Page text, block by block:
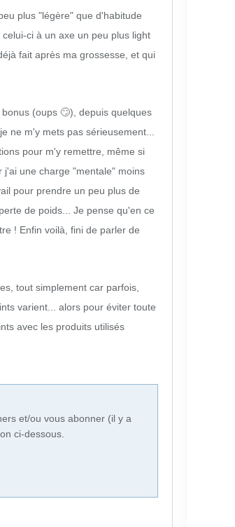
plus "légère" que d'habitude
ci à un axe un peu plus light
fait après ma grossesse, et qui
(oups 🙄), depuis quelques
ne m'y mets pas sérieusement...
pour m'y remettre, même si
une charge "mentale" moins
pour prendre un peu plus de
de poids... Je pense qu'en ce
! Enfin voilà, fini de parler de
tout simplement car parfois,
varient... alors pour éviter toute
avec les produits utilisés
et/ou vous abonner (il y a
ci-dessous.